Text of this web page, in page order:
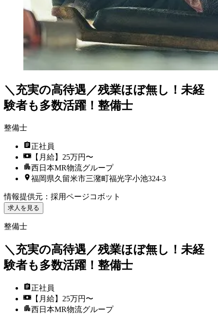
＼充実の高待遇／残業ほぼ無し！未経
験者も多数活躍！整備士
整備士
正社員
【月給】25万円〜
西日本MR物流グループ
福岡県久留米市三潴町福光字小池324-3
情報提供元 ： 採用ページコボット
求人を見る
整備士
＼充実の高待遇／残業ほぼ無し！未経
験者も多数活躍！整備士
正社員
【月給】25万円〜
西日本MR物流グループ